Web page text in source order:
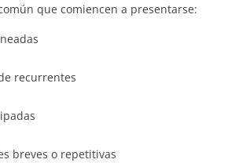
que comiencen a presentarse:
recurrentes
breves o repetitivas